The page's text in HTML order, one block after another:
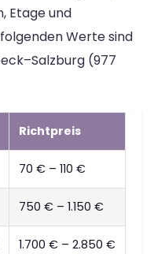
Etage und
Werte sind
(977
Richtpreis
70 € – 110 €
750 € – 1.150 €
1.700 € – 2.850 €